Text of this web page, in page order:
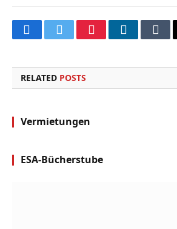
FacebookTwitterPinterestLinkedIn
RELATED POSTS
Vermietungen
ESA-Bücherstube